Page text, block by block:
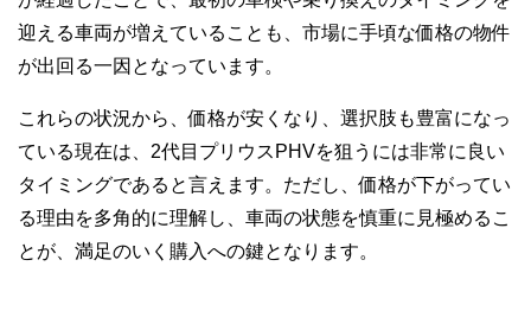
迎える車両が増えていることも、市場に手頃な価格の物件
が出回る一因となっています。
これらの状況から、価格が安くなり、選択肢も豊富になっ
ている現在は、2代目プリウスPHVを狙うには非常に良い
タイミングであると言えます。ただし、価格が下がってい
る理由を多角的に理解し、車両の状態を慎重に見極めるこ
とが、満足のいく購入への鍵となります。